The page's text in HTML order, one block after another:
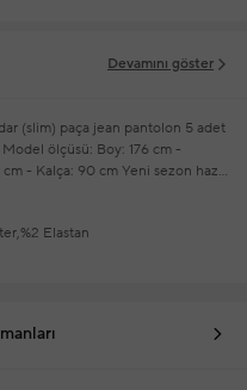
Devamını göster
Yüksek (high-rise) bel, dar (slim) paça jean pantolon 5 adet
ölçüsü: Boy: 176 cm -
- Kalça: 90 cm Yeni sezon hazır
Elastan